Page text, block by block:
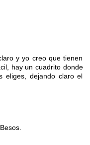
y yo creo que tienen
hay un cuadrito donde
dejando claro el